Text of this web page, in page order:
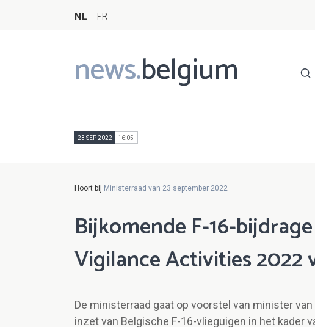
NL FR
news.belgium
Main
navigation
23 SEP 2022 16:05
Hoort bij Ministerraad van 23 september 2022
Bijkomende F-16-
Vigilance Activities 2022
De ministerraad gaat op voorstel van minister
inzet van Belgische F-16-vlieguigen in het kader